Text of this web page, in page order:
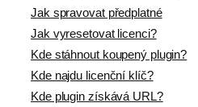
Jak spravovat předplatné
Jak vyresetovat licenci?
Kde stáhnout koupený plugin?
Kde najdu licenční klíč?
Kde plugin získává URL?